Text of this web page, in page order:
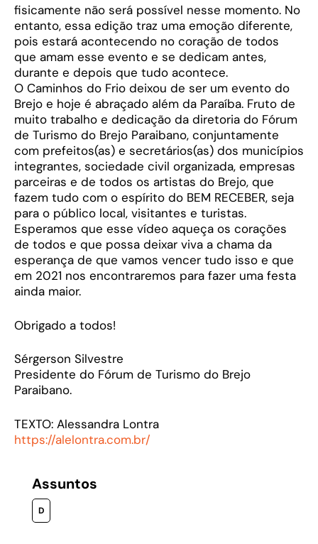
fisicamente não será possível nesse momento. No
entanto, essa edição traz uma emoção diferente,
pois estará acontecendo no coração de todos
que amam esse evento e se dedicam antes,
durante e depois que tudo acontece.
O Caminhos do Frio deixou de ser um evento do
Brejo e hoje é abraçado além da Paraíba. Fruto de
muito trabalho e dedicação da diretoria do Fórum
de Turismo do Brejo Paraibano, conjuntamente
com prefeitos(as) e secretários(as) dos municípios
integrantes, sociedade civil organizada, empresas
parceiras e de todos os artistas do Brejo, que
fazem tudo com o espírito do BEM RECEBER, seja
para o público local, visitantes e turistas.
Esperamos que esse vídeo aqueça os corações
de todos e que possa deixar viva a chama da
esperança de que vamos vencer tudo isso e que
em 2021 nos encontraremos para fazer uma festa
ainda maior.
Obrigado a todos!
Sérgerson Silvestre
Presidente do Fórum de Turismo do Brejo
Paraibano.
TEXTO: Alessandra Lontra
https://alelontra.com.br/
Assuntos
D